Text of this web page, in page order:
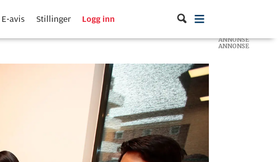
E-avis Stillinger Logg inn
ANNONSE
ANNONSE
ANNONSE